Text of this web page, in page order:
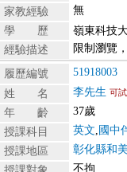
家教經驗
無
學 歷
嶺東科技
經驗描述
限制瀏覽
履歷編號 51918003
姓 名
李先生 可
年 齡
37歲
授課科目
英文, 國中
授課地區
彰化縣和
不拘